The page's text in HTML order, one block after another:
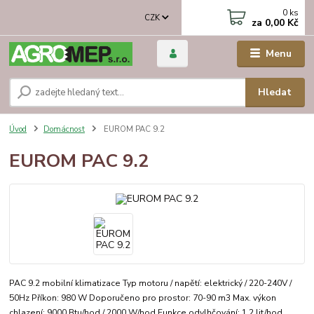
Menu
CZK
Hledat
0 ks
za 0,00 Kč
Úvod Domácnost EUROM PAC 9.2
EUROM PAC 9.2
PAC 9.2 mobilní klimatizace Typ motoru / napětí: elektrický / 220-240V /
50Hz Příkon: 980 W Doporučeno pro prostor: 70-90 m3 Max. výkon